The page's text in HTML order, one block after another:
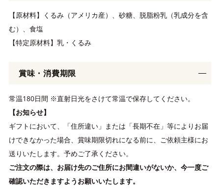
【原材料】くるみ（アメリカ産）、砂糖、脱脂粉乳（乳成分を含
む）、食塩
【特定原材料】乳・くるみ
賞味・消費期限
常温180日間 ※直射日光をさけて常温で保存してください。
【お知らせ】
ギフトにおいて、「住所違い」または「長期不在」等によりお届
けできなかった場合、賞味期限切れになる前に、ご依頼主様にお
送りいたします。予めご了承ください。
ご注文の際は、お届け先のご住所にお間違いがないか、今一度ご
確認いただきますようお願いいたします。